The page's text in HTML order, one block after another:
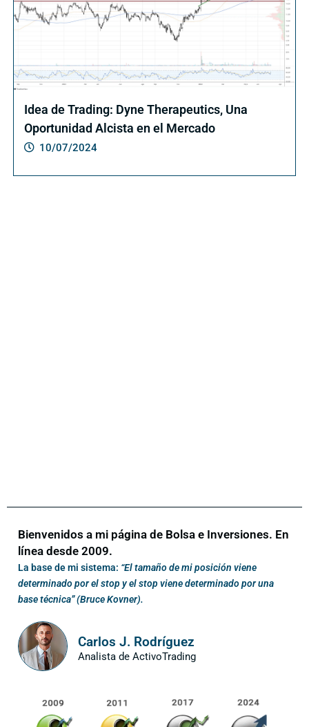
Idea de Trading: Dyne Therapeutics, Una
Oportunidad Alcista en el Mercado
10/07/2024
Bienvenidos a mi página de Bolsa e Inversiones. En
línea desde 2009.
La base de mi sistema: “El tamaño de mi posición viene
determinado por el stop y el stop viene determinado por una
base técnica” (Bruce Kovner).
Carlos J. Rodríguez
Analista de ActivoTrading